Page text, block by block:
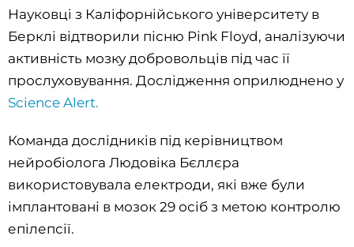
Науковці з Каліфорнійського університету в
Берклі відтворили пісню Pink Floyd, аналізуючи
активність мозку добровольців під час її
прослуховування. Дослідження оприлюднено у
Science Alert.
Команда дослідників під керівництвом
нейробіолога Людовіка Бєллєра
використовувала електроди, які вже були
імплантовані в мозок 29 осіб з метою контролю
епілепсії.